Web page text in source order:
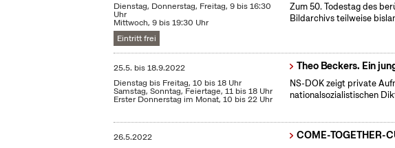
Dienstag, Donnerstag, Freitag, 9 bis 16:30
Uhr
Mittwoch, 9 bis 19:30 Uhr
Eintritt frei
Zum 50. Todestag des
Bildarchivs teilweise
25.5. bis18.9.2022
Dienstag bis Freitag, 10 bis 18 Uhr
Samstag, Sonntag, Feiertage, 11 bis 18 Uhr
Erster Donnerstag im Monat, 10 bis 22 Uhr
Theo Beckers. Ein
NS-DOK zeigt private
nationalsozialistischen
26.5.2022
COME-TOGETHER-